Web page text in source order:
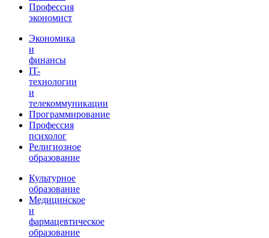
Профессия
экономист
Экономика
и
финансы
IT-
технологии
и
телекоммуникации
Программирование
Профессия
психолог
Религиозное
образование
Культурное
образование
Медицинское
и
фармацевтическое
образование